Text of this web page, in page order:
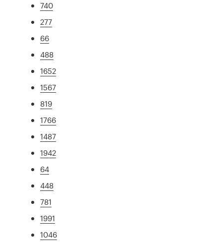
740
277
66
488
1652
1567
819
1766
1487
1942
64
448
781
1991
1046